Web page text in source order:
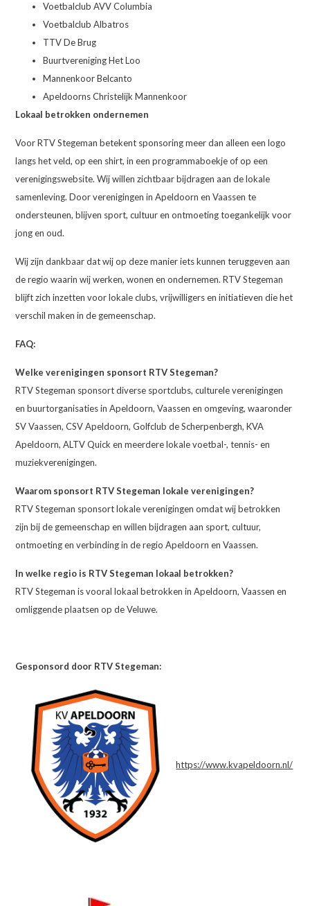
Voetbalclub AVV Columbia
Voetbalclub Albatros
TTV De Brug
Buurtvereniging Het Loo
Mannenkoor Belcanto
Apeldoorns Christelijk Mannenkoor
Lokaal betrokken ondernemen
Voor RTV Stegeman betekent sponsoring meer dan alleen een logo
langs het veld, op een shirt, in een programmaboekje of op een
verenigingswebsite. Wij willen zichtbaar bijdragen aan de lokale
samenleving. Door verenigingen in Apeldoorn en Vaassen te
ondersteunen, blijven sport, cultuur en ontmoeting toegankelijk voor
jong en oud.
Wij zijn dankbaar dat wij op deze manier iets kunnen teruggeven aan
de regio waarin wij werken, wonen en ondernemen. RTV Stegeman
blijft zich inzetten voor lokale clubs, vrijwilligers en initiatieven die het
verschil maken in de gemeenschap.
FAQ:
Welke verenigingen sponsort RTV Stegeman?
RTV Stegeman sponsort diverse sportclubs, culturele verenigingen
en buurtorganisaties in Apeldoorn, Vaassen en omgeving, waaronder
SV Vaassen, CSV Apeldoorn, Golfclub de Scherpenbergh, KVA
Apeldoorn, ALTV Quick en meerdere lokale voetbal-, tennis- en
muziekverenigingen.
Waarom sponsort RTV Stegeman lokale verenigingen?
RTV Stegeman sponsort lokale verenigingen omdat wij betrokken
zijn bij de gemeenschap en willen bijdragen aan sport, cultuur,
ontmoeting en verbinding in de regio Apeldoorn en Vaassen.
In welke regio is RTV Stegeman lokaal betrokken?
RTV Stegeman is vooral lokaal betrokken in Apeldoorn, Vaassen en
omliggende plaatsen op de Veluwe.
Gesponsord door RTV Stegeman:
https://www.kvapeldoorn.nl/